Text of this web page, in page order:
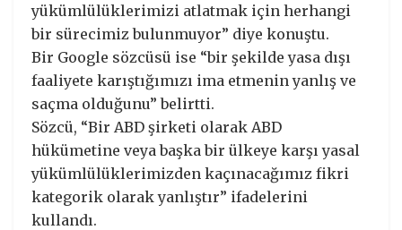
yükümlülüklerimizi atlatmak için herhangi
bir sürecimiz bulunmuyor” diye konuştu.
Bir Google sözcüsü ise “bir şekilde yasa dışı
faaliyete karıştığımızı ima etmenin yanlış ve
saçma olduğunu” belirtti.
Sözcü, “Bir ABD şirketi olarak ABD
hükümetine veya başka bir ülkeye karşı yasal
yükümlülüklerimizden kaçınacağımız fikri
kategorik olarak yanlıştır” ifadelerini
kullandı.